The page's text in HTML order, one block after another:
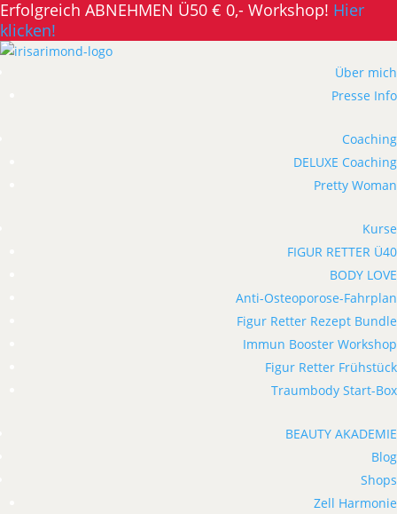
Erfolgreich ABNEHMEN Ü50 € 0,- Workshop! Hier
klicken!
Über mich
Presse Info
Coaching
DELUXE Coaching
Pretty Woman
Kurse
FIGUR RETTER Ü40
BODY LOVE
Anti-Osteoporose-Fahrplan
Figur Retter Rezept Bundle
Immun Booster Workshop
Figur Retter Frühstück
Traumbody Start-Box
BEAUTY AKADEMIE
Blog
Shops
Zell Harmonie